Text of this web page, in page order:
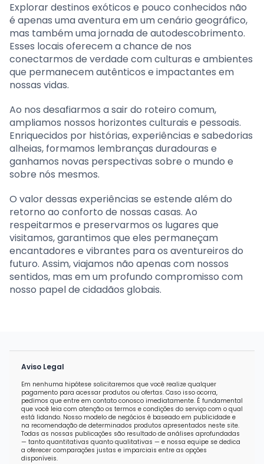
Explorar destinos exóticos e pouco conhecidos não
é apenas uma aventura em um cenário geográfico,
mas também uma jornada de autodescobrimento.
Esses locais oferecem a chance de nos
conectarmos de verdade com culturas e ambientes
que permanecem autênticos e impactantes em
nossas vidas.
Ao nos desafiarmos a sair do roteiro comum,
ampliamos nossos horizontes culturais e pessoais.
Enriquecidos por histórias, experiências e sabedorias
alheias, formamos lembranças duradouras e
ganhamos novas perspectivas sobre o mundo e
sobre nós mesmos.
O valor dessas experiências se estende além do
retorno ao conforto de nossas casas. Ao
respeitarmos e preservarmos os lugares que
visitamos, garantimos que eles permaneçam
encantadores e vibrantes para os aventureiros do
futuro. Assim, viajamos não apenas com nossos
sentidos, mas em um profundo compromisso com
nosso papel de cidadãos globais.
Aviso Legal
Em nenhuma hipótese solicitaremos que você realize qualquer
pagamento para acessar produtos ou ofertas. Caso isso ocorra,
pedimos que entre em contato conosco imediatamente. É fundamental
que você leia com atenção os termos e condições do serviço com o qual
está lidando. Nosso modelo de negócios é baseado em publicidade e
na recomendação de determinados produtos apresentados neste site.
Todas as nossas publicações são resultado de análises aprofundadas
— tanto quantitativas quanto qualitativas — e nossa equipe se dedica
a oferecer comparações justas e imparciais entre as opções
disponíveis.